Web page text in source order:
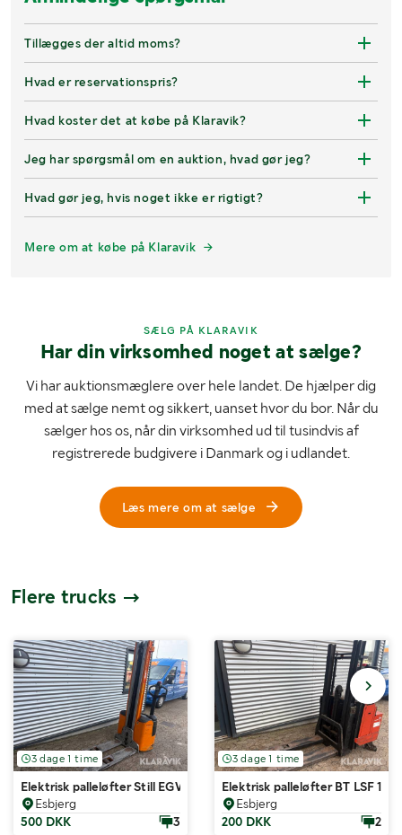
Tillægges der altid moms?
Hvad er reservationspris?
Hvad koster det at købe på Klaravik?
Jeg har spørgsmål om en auktion, hvad gør jeg?
Hvad gør jeg, hvis noget ikke er rigtigt?
Mere om at købe på Klaravik
SÆLG PÅ KLARAVIK
Har din virksomhed noget at sælge?
Vi har auktionsmæglere over hele landet. De hjælper dig
med at sælge nemt og sikkert, uanset hvor du bor. Når du
sælger hos os, når din virksomhed ud til tusindvis af
registrerede budgivere i Danmark og i udlandet.
Læs mere om at sælge
Flere trucks
3 dage 1 time
Elektrisk palleløfter Still EGV10
Esbjerg
500 DKK
3
3 dage 1 time
Elektrisk palleløfter BT LSF
Esbjerg
200 DKK
2